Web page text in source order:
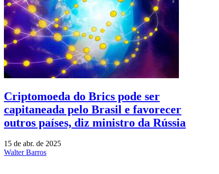
Criptomoeda do Brics pode ser
capitaneada pelo Brasil e favorecer
outros países, diz ministro da Rússia
15 de abr. de 2025
Walter Barros